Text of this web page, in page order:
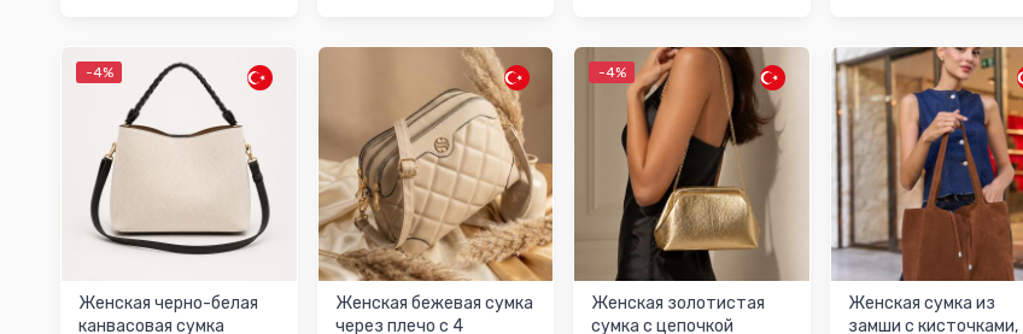
-4%
Женская черно-белая
канвасовая сумка
Женская бежевая сумка
через плечо с 4
-4%
Женская золотистая
сумка с цепочкой
Женская сумка из
замши с кисточками,